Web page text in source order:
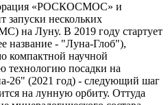
«РОСКОСМОС» и
запуски нескольких
на Луну. В 2019 году стартует
- "Луна-Глоб"),
компактной научной
технологию посадки на
26" (2021 год) - следующий шаг
на лунную орбиту. Оттуда